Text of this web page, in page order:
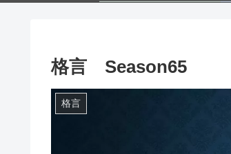
格言 Season65
格言